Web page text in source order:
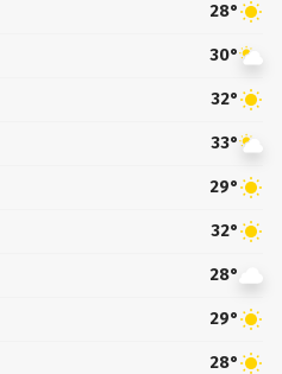
28°
30°
32°
33°
29°
32°
28°
29°
28°